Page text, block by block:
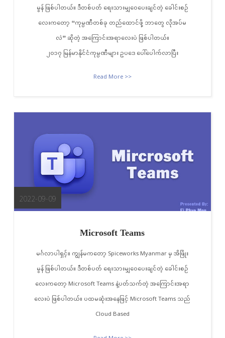
မွန် ဖြစ်ပါတယ်။ ဒီတစ်ပတ် ရေးသားမျှဝေပေးချင်တဲ့ ခေါင်းစဉ်
လေးကတော့ “ကုမ္ပဏီတစ်ခု တည်ထောင်ဖို့ ဘာတွေ လိုအပ်မ
လဲ” ဆိုတဲ့ အကြောင်းအရာလေးပဲ ဖြစ်ပါတယ်။
၂၀၁၇ မြန်မာနိုင်ငံကုမ္ပဏီများ ဥပဒေ ပေါ်ပေါက်လာပြီး
Read More >>
2022-09-09
Microsoft Teams
မင်္ဂလာပါရှင့်။ ကျွန်မကတော့ Spiceworks Myanmar မှ အိဖြိုး
မွန် ဖြစ်ပါတယ်။ ဒီတစ်ပတ် ရေးသားမျှဝေပေးချင်တဲ့ ခေါင်းစဉ်
လေးကတော့ Microsoft Teams နဲ့ပတ်သက်တဲ့ အကြောင်းအရာ
လေးပဲ ဖြစ်ပါတယ်။ ပထမဆုံးအနေဖြင့် Microsoft Teams သည်
Cloud Based